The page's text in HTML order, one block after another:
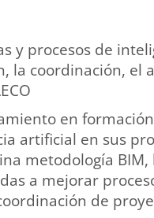
y procesos de
la coordinación, el
en
artificial en sus
metodología
a mejorar
de